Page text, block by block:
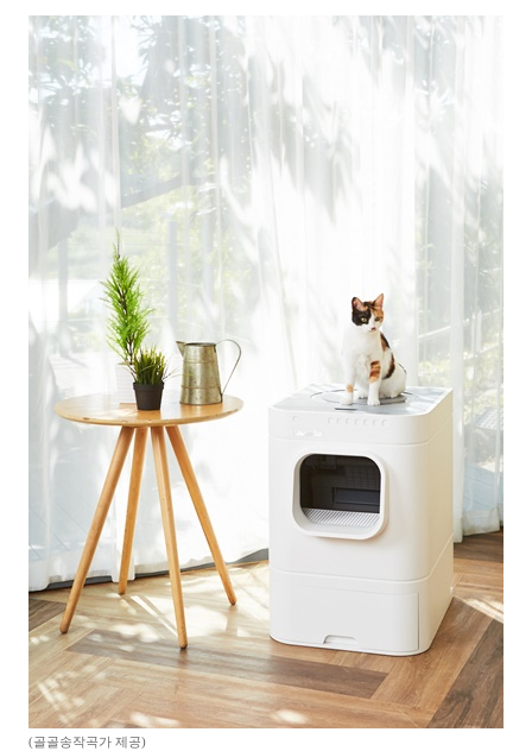
(골골송작곡가 제공)